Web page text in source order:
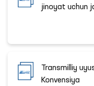
jinoyat uchun
Transmilliy
Konvensiya